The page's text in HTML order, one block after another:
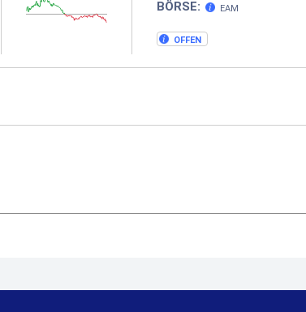
BÖRSE: EAM
OFFEN